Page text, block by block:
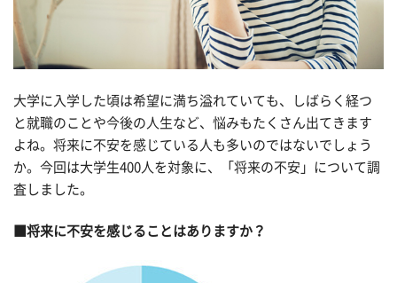
大学に入学した頃は希望に満ち溢れていても、しばらく経つ
と就職のことや今後の人生など、悩みもたくさん出てきます
よね。将来に不安を感じている人も多いのではないでしょう
か。今回は大学生400人を対象に、「将来の不安」について調
査しました。
■将来に不安を感じることはありますか？